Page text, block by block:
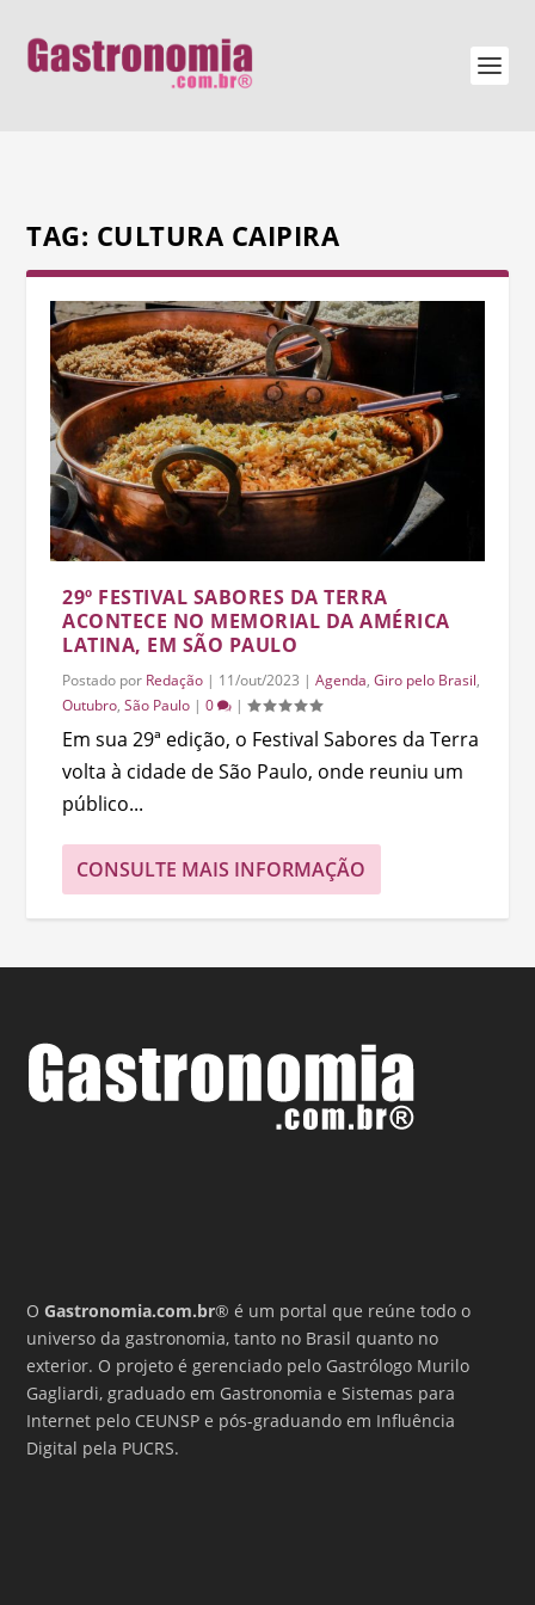
TAG: CULTURA CAIPIRA
29º FESTIVAL SABORES DA TERRA
ACONTECE NO MEMORIAL DA AMÉRICA
LATINA, EM SÃO PAULO
Postado por Redação | 11/out/2023 |Agenda,Giro pelo Brasil,
Outubro,São Paulo |0 |
Em sua 29ª edição, o Festival Sabores da Terra
volta à cidade de São Paulo, onde reuniu um
público...
CONSULTE MAIS INFORMAÇÃO
OGastronomia.com.br® é um portal que reúne todo o
universo da gastronomia, tanto no Brasil quanto no
exterior. O projeto é gerenciado pelo Gastrólogo Murilo
Gagliardi, graduado em Gastronomia e Sistemas para
Internet pelo CEUNSP e pós-graduando em Influência
Digital pela PUCRS.